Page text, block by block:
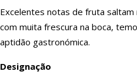
Excelentes notas de fruta
com muita frescura na boca,
aptidão gastronómica.
Designação